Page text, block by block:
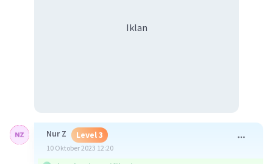
Iklan
Nur Z Level 3
10 Oktober 2023 12:20